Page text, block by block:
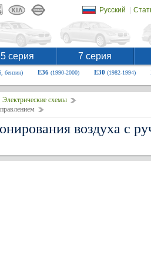
Русский |
5 серия 7 серия
бензин) E36 (1990-2000) E30 (1982-1994)
Электрические схемы
воздуха с